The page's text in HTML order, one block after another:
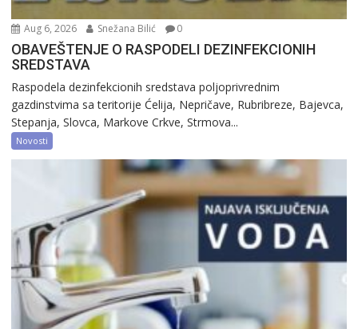
Aug 6, 2026 Snežana Bilić 0
OBAVEŠTENJE O RASPODELI DEZINFEKCIONIH
SREDSTAVA
Raspodela dezinfekcionih sredstava poljoprivrednim
gazdinstvima sa teritorije Ćelija, Nepričave, Rubribreze, Bajevca,
Stepanja, Slovca, Markove Crkve, Strmova...
Novosti